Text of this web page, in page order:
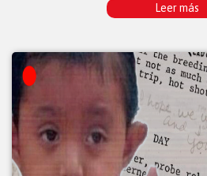
Leer más